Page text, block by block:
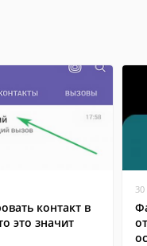
контакт в
это значит